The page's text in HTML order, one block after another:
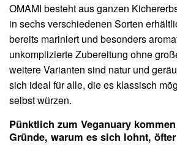
OMAMI besteht aus ganzen
in sechs verschiedenen Sorten
bereits mariniert und besonders
unkomplizierte Zubereitung ohne
weitere Varianten sind natur und
sich ideal für alle, die es klassisch
selbst würzen.
Pünktlich zum Veganuary
Gründe, warum es sich lohnt,